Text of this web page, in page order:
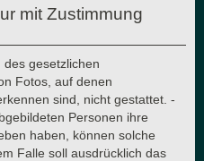
mit Zustimmung
gesetzlichen
Fotos, auf denen
sind, nicht gestattet. -
Personen ihre
haben, können solche
Falle soll ausdrücklich das